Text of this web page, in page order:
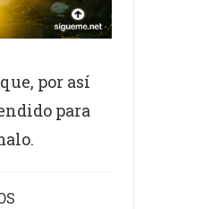
por así
para